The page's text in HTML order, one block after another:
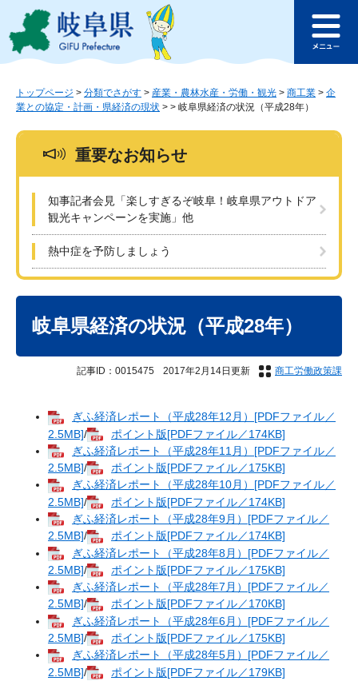
ジ
ュ
このページの本文へ
ュ
トップページ > 分類でさがす > 産業・農林水産・労働・観光 > 商工業 > 企
業との協定・計画・県経済の現状 > > 岐阜県経済の状況（平成28年）
重要なお知らせ
知事記者会見「楽しすぎるぞ岐阜！岐阜県アウトドア
観光キャンペーンを実施」他
熱中症を予防しましょう
岐阜県経済の状況（平成28年）
記事ID：0015475 2017年2月14日更新 商工労働政策課
ぎふ経済レポート（平成28年12月）[PDFファイル／
2.5MB]/
ポイント版[PDFファイル／174KB]
ぎふ経済レポート（平成28年11月）[PDFファイル／
2.5MB]/
ポイント版[PDFファイル／175KB]
ぎふ経済レポート（平成28年10月）[PDFファイル／
2.5MB]/
ポイント版[PDFファイル／174KB]
ぎふ経済レポート（平成28年9月）[PDFファイル／
2.5MB]/
ポイント版[PDFファイル／174KB]
ぎふ経済レポート（平成28年8月）[PDFファイル／
2.5MB]/
ポイント版[PDFファイル／175KB]
ぎふ経済レポート（平成28年7月）[PDFファイル／
2.5MB]/
ポイント版[PDFファイル／170KB]
ぎふ経済レポート（平成28年6月）[PDFファイル／
2.5MB]/
ポイント版[PDFファイル／175KB]
ぎふ経済レポート（平成28年5月）[PDFファイル／
2.5MB]/
ポイント版[PDFファイル／179KB]